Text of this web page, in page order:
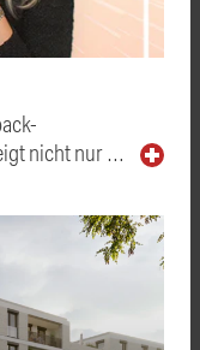
nicht nur …